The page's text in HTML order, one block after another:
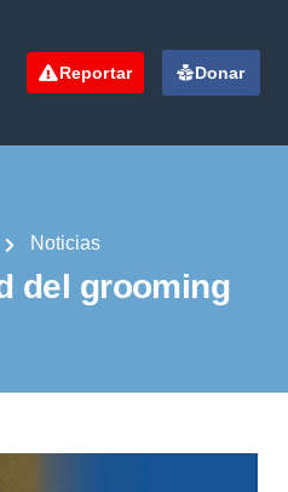
Reportar Donar
Noticias
del grooming